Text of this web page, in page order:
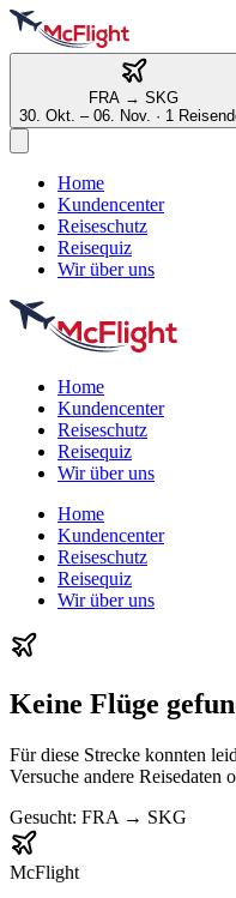
FRA → SKG
30. Okt. – 06. Nov. · 1
Home
Kundencenter
Reiseschutz
Reisequiz
Wir über uns
Home
Kundencenter
Reiseschutz
Reisequiz
Wir über uns
Home
Kundencenter
Reiseschutz
Reisequiz
Wir über uns
Keine Flüge
Für diese Strecke konnten
Versuche andere Reisedaten
Gesucht: FRA → SKG
McFlight